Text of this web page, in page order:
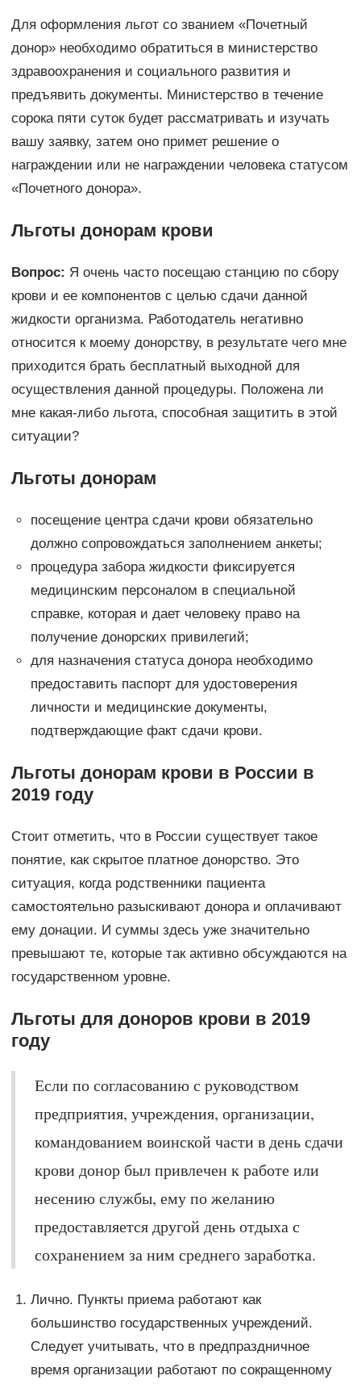
Для оформления льгот со званием «Почетный
донор» необходимо обратиться в министерство
здравоохранения и социального развития и
предъявить документы. Министерство в течение
сорока пяти суток будет рассматривать и изучать
вашу заявку, затем оно примет решение о
награждении или не награждении человека статусом
«Почетного донора».
Льготы донорам крови
Вопрос: Я очень часто посещаю станцию по сбору
крови и ее компонентов с целью сдачи данной
жидкости организма. Работодатель негативно
относится к моему донорству, в результате чего мне
приходится брать бесплатный выходной для
осуществления данной процедуры. Положена ли
мне какая-либо льгота, способная защитить в этой
ситуации?
Льготы донорам
посещение центра сдачи крови обязательно
должно сопровождаться заполнением анкеты;
процедура забора жидкости фиксируется
медицинским персоналом в специальной
справке, которая и дает человеку право на
получение донорских привилегий;
для назначения статуса донора необходимо
предоставить паспорт для удостоверения
личности и медицинские документы,
подтверждающие факт сдачи крови.
Льготы донорам крови в России в
2019 году
Стоит отметить, что в России существует такое
понятие, как скрытое платное донорство. Это
ситуация, когда родственники пациента
самостоятельно разыскивают донора и оплачивают
ему донации. И суммы здесь уже значительно
превышают те, которые так активно обсуждаются на
государственном уровне.
Льготы для доноров крови в 2019
году
Если по согласованию с руководством
предприятия, учреждения, организации,
командованием воинской части в день сдачи
крови донор был привлечен к работе или
несению службы, ему по желанию
предоставляется другой день отдыха с
сохранением за ним среднего заработка.
Лично. Пункты приема работают как
большинство государственных учреждений.
Следует учитывать, что в предпраздничное
время организации работают по сокращенному